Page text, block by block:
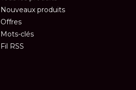
Nouveaux produits
Offres
Mots-clés
Fil RSS